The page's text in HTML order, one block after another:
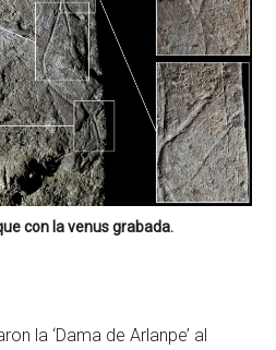
con la venus grabada.
la ‘Dama de Arlanpe’ al